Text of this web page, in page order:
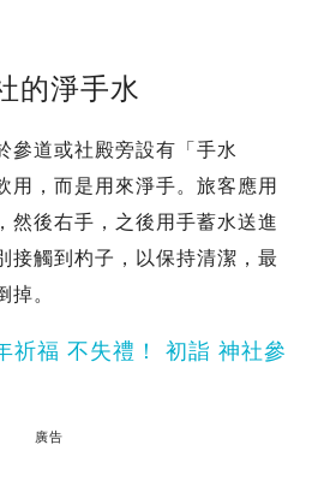
的淨手水
參道或社殿旁設有「手水
用，而是用來淨手。旅客應用
然後右手，之後用手蓄水送進
接觸到杓子，以保持清潔，最
掉。
祈福 不失禮！ 初詣 神社參
廣告